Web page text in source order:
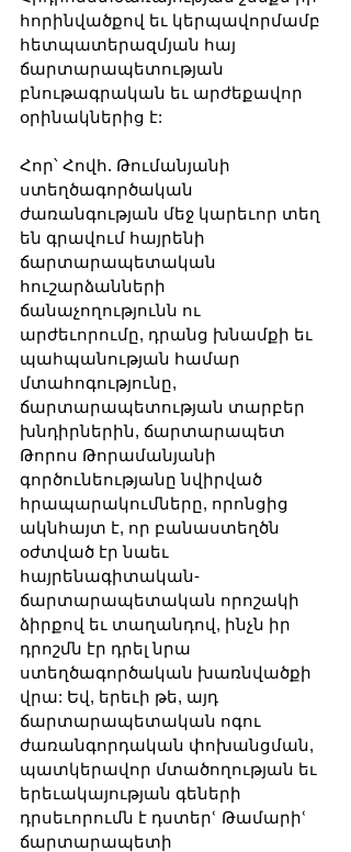
հորինվածքով եւ կերպավորմամբ
հետպատերազմյան հայ
ճարտարապետության
բնութագրական եւ արժեքավոր
օրինակներից է:
Հոր՝ Հովհ. Թումանյանի
ստեղծագործական
ժառանգության մեջ կարեւոր տեղ
են գրավում հայրենի
ճարտարապետական
հուշարձանների
ճանաչողությունն ու
արժեւորումը, դրանց խնամքի եւ
պահպանության համար
մտահոգությունը,
ճարտարապետության տարբեր
խնդիրներին, ճարտարապետ
Թորոս Թորամանյանի
գործունեությանը նվիրված
հրապարակումները, որոնցից
ակնհայտ է, որ բանաստեղծն
օժտված էր նաեւ
հայրենագիտական-
ճարտարապետական որոշակի
ձիրքով եւ տաղանդով, ինչն իր
դրոշմն էր դրել նրա
ստեղծագործական խառնվածքի
վրա: Եվ, երեւի թե, այդ
ճարտարապետական ոգու
ժառանգորդական փոխանցման,
պատկերավոր մտածողության եւ
երեւակայության գեների
դրսեւորումն է դստերՙ Թամարիՙ
ճարտարապետի